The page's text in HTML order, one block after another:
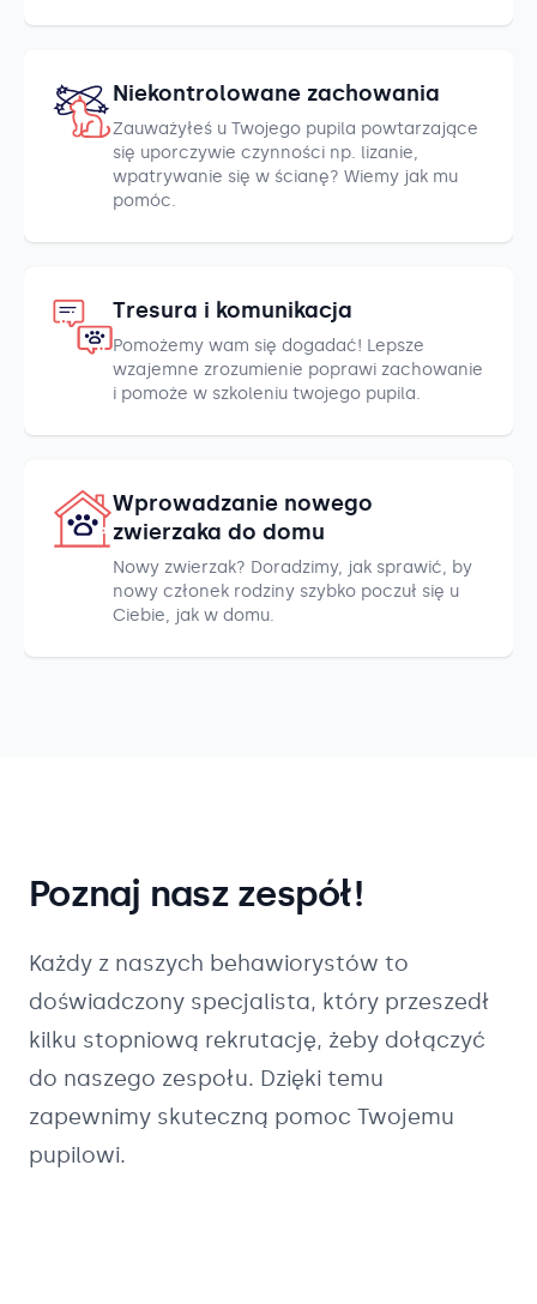
Niekontrolowane zachowania
Zauważyłeś u Twojego pupila powtarzające
się uporczywie czynności np. lizanie,
wpatrywanie się w ścianę? Wiemy jak mu
pomóc.
Tresura i komunikacja
Pomożemy wam się dogadać! Lepsze
wzajemne zrozumienie poprawi zachowanie
i pomoże w szkoleniu twojego pupila.
Wprowadzanie nowego
zwierzaka do domu
Nowy zwierzak? Doradzimy, jak sprawić, by
nowy członek rodziny szybko poczuł się u
Ciebie, jak w domu.
Poznaj nasz zespół!
Każdy z naszych behawiorystów to
doświadczony specjalista, który przeszedł
kilku stopniową rekrutację, żeby dołączyć
do naszego zespołu. Dzięki temu
zapewnimy skuteczną pomoc Twojemu
pupilowi.